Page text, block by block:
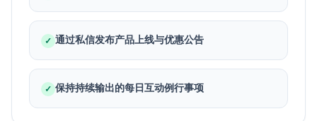
✓ 通过私信发布产品上线与优惠公告
✓ 保持持续输出的每日互动例行事项